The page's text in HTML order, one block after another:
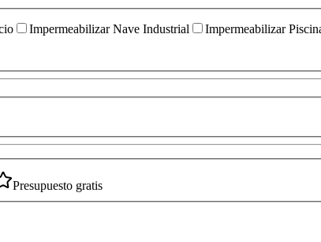
Impermeabilizar Nave Industrial Impermeabilizar
Presupuesto gratis